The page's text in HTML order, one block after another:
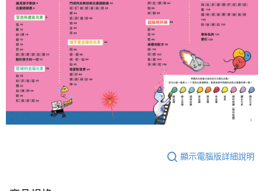
顯示電腦版詳細說明